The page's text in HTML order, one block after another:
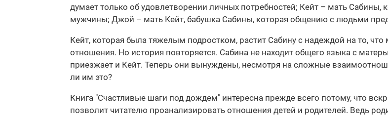
думает только об удовлетворении личных потребностей; Кейт – мать Сабины,
мужчины; Джой – мать Кейт, бабушка Сабины, которая общению с людьми
Кейт, которая была тяжелым подростком, растит Сабину с надеждой на то,
отношения. Но история повторяется. Сабина не находит общего языка с
приезжает и Кейт. Теперь они вынуждены, несмотря на сложные
ли им это?
Книга "Счастливые шаги под дождем" интересна прежде всего потому, что
позволит читателю проанализировать отношения детей и родителей. Ведь